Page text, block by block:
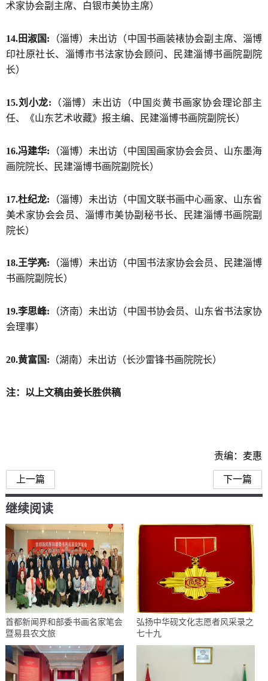
术家协会副主席、白银市美协主席）
14.田淑国: （淄博）未出访（中国书画装裱协会副主席、淄博
印社原社长、淄博市书法家协会顾问、民建淄博书画院副院
长）
15.刘小龙: （淄博）未出访（中国炎黄书画家协会理论部主
任、《山东艺术收藏》报主编、民建淄博书画院副院长）
16.冯建华: （淄博）未出访（中国国画家协会会员、山东墨海
画院院长、民建淄博书画院副院长）
17.杜纪龙: （淄博）未出访（中国文联书画中心画家、山东省
美术家协会会员、淄博市美协副秘书长、民建淄博书画院副
院长）
18.王学亮: （淄博）未出访（中国书法家协会会员、民建淄博
书画院副院长）
19.李思峰: （济南）未出访（中国书协会员、山东省书法家协
会理事）
20.黄富国: （湖南）未出访（长沙雷锋书画院院长）
注：以上文稿由姜长胜供稿
责编：麦惠
上一篇 下一篇
继续阅读
首都新闻界和部委书画名家笔会
暨易县农文旅
弘扬中华砚文化志愿者风采录之
七十九